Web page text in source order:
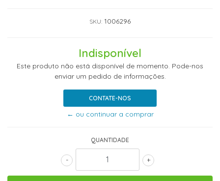
SKU: 1006296
Indisponível
Este produto não está disponível de momento. Pode-nos
enviar um pedido de informações.
CONTATE-NOS
← ou continuar a comprar
QUANTIDADE
+
-